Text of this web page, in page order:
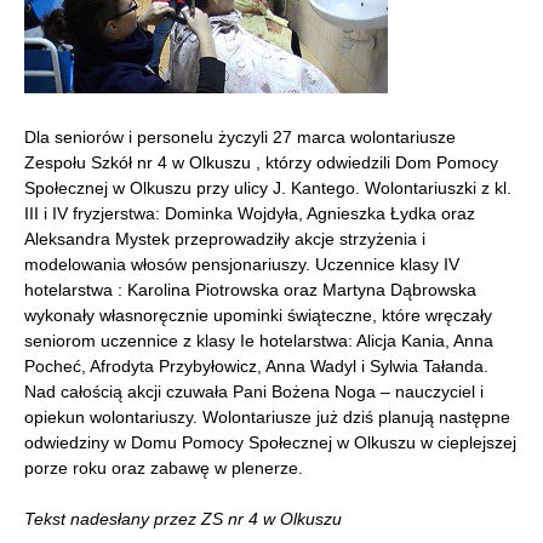
Dla seniorów i personelu życzyli 27 marca wolontariusze
Zespołu Szkół nr 4 w Olkuszu , którzy odwiedzili Dom Pomocy
Społecznej w Olkuszu przy ulicy J. Kantego. Wolontariuszki z kl.
III i IV fryzjerstwa: Dominka Wojdyła, Agnieszka Łydka oraz
Aleksandra Mystek przeprowadziły akcje strzyżenia i
modelowania włosów pensjonariuszy. Uczennice klasy IV
hotelarstwa : Karolina Piotrowska oraz Martyna Dąbrowska
wykonały własnoręcznie upominki świąteczne, które wręczały
seniorom uczennice z klasy Ie hotelarstwa: Alicja Kania, Anna
Pocheć, Afrodyta Przybyłowicz, Anna Wadyl i Sylwia Tałanda.
Nad całością akcji czuwała Pani Bożena Noga – nauczyciel i
opiekun wolontariuszy. Wolontariusze już dziś planują następne
odwiedziny w Domu Pomocy Społecznej w Olkuszu w cieplejszej
porze roku oraz zabawę w plenerze.
Tekst nadesłany przez ZS nr 4 w Olkuszu